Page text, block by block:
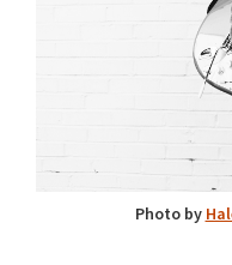
Photo by